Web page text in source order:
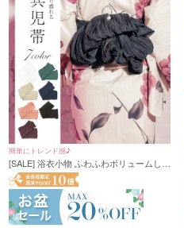
簡単にトレンド感♪
[SALE] 浴衣小物 ふわふわボリュームしわ
兵児帯 (ブラック/レディッシュブラウン/
グレージュ/ブルーグリーン/ネイビー/ピ
ンク/ホワイト)